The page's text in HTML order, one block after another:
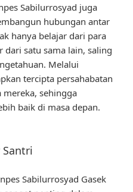
Sabilurrosyad juga
hubungan antar
hanya belajar dari para
dari satu sama lain, saling
Melalui
tercipta persahabatan
sehingga
baik di masa depan.
Sabilurrosyad Gasek